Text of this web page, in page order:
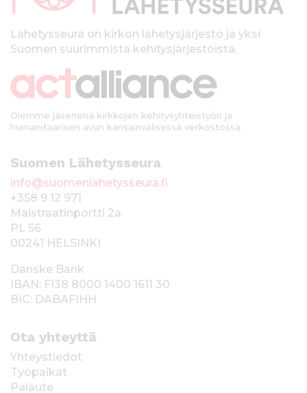
kLähetysseura on kirkon lähetysjärjestö ja yksi
Suomen suurimmista kehitysjärjestöistä.
Olemme jäsenenä kirkkojen kehitysyhteistyön ja
humanitaarisen avun kansainvälisessä verkostossa.
Suomen Lähetysseura
info@suomenlahetysseura.fi
+358 9 12 971
Maistraatinportti 2a
PL 56
00241 HELSINKI
Danske Bank
IBAN: FI38 8000 1400 1611 30
BIC: DABAFIHH
Ota yhteyttä
Yhteystiedot
Työpaikat
Palaute